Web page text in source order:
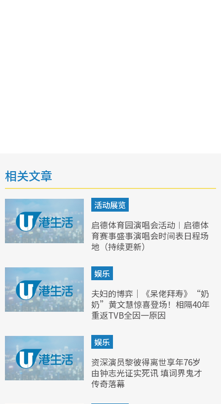
相关文章
活动展览
启德体育园演唱会活动︱启德体
育赛事盛事演唱会时间表日程场
地（持续更新）
娱乐
夫妇的博弈｜《呆佬拜寿》“奶
奶”黄文慧惊喜登场！相隔40年
重返TVB全因一原因
娱乐
资深演员黎彼得离世享年76岁
由钟志光证实死讯 填词界鬼才
传奇落幕